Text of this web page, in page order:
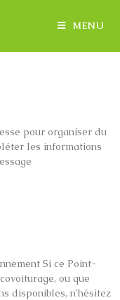
MENU
pour organiser du
les informations
Si ce Point-
ou que
disponibles, n’hésitez